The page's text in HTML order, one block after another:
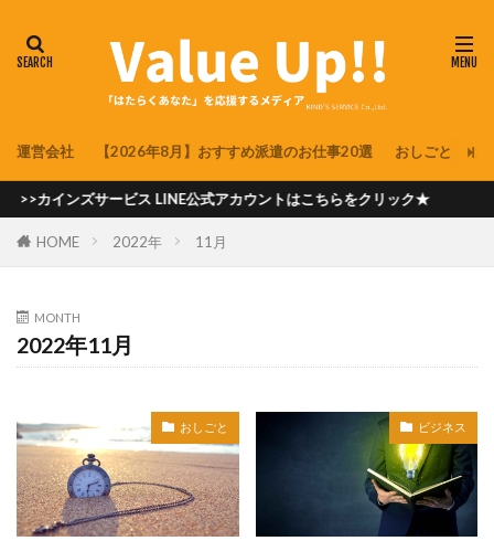
運営会社 【2026年8月】おすすめ派遣のお仕事20選 おしごと
インズサービス LINE公式アカウントはこちらをクリック★
HOME 2022年 11月
MONTH
2022年11月
おしごと ビジネス